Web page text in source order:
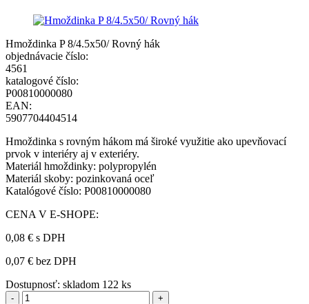
Hmoždinka P 8/4.5x50/ Rovný hák
objednávacie číslo:
4561
katalogové číslo:
P00810000080
EAN:
5907704404514
Hmoždinka s rovným hákom má široké využitie ako upevňovací
prvok v interiéry aj v exteriéry.
Materiál hmoždinky: polypropylén
Materiál skoby: pozinkovaná oceľ
Katalógové číslo: P00810000080
CENA V E-SHOPE:
0,08 € s DPH
0,07 € bez DPH
Dostupnosť: skladom 122 ks
- +